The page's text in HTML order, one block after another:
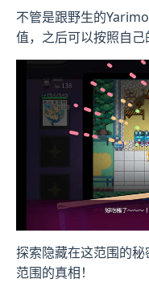
不管是跟野生的
值，之后可以按照自己
探索隐藏在这范围的
范围的真相！